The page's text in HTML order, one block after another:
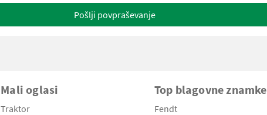
Pošlji povpraševanje
Mali oglasi
Traktor
Top blagovne znamke
Fendt